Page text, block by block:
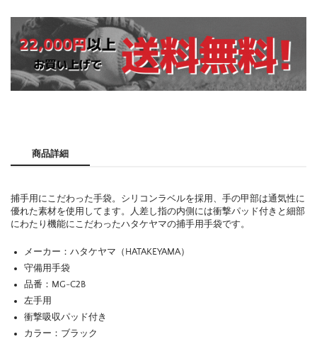
商品詳細
捕手用にこだわった手袋。シリコンラベルを採用、手の甲部は通気性に
優れた素材を使用してます。人差し指の内側には衝撃パッド付きと細部
にわたり機能にこだわったハタケヤマの捕手用手袋です。
メーカー：ハタケヤマ（HATAKEYAMA）
守備用手袋
品番：MG-C2B
左手用
衝撃吸収パッド付き
カラー：ブラック